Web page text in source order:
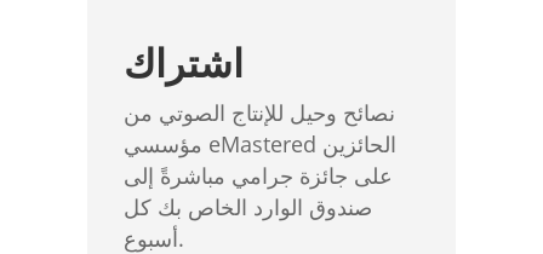
اشتراك
نصائح وحيل للإنتاج الصوتي من
مؤسسي eMastered الحائزين
على جائزة جرامي مباشرةً إلى
صندوق الوارد الخاص بك كل
أسبوع.